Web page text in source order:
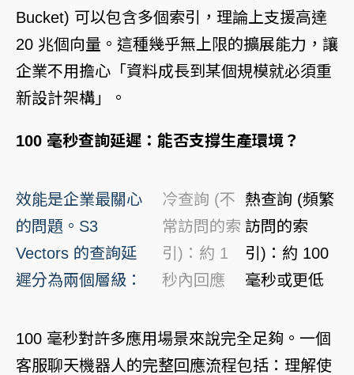
Bucket) 可以包含多個索引，理論上支援高達
20 兆個向量。這種幾乎無上限的擴展能力，讓
企業不用擔心「資料成長到某個規模就必須重
新設計架構」。
100 毫秒查詢延遲：能否支撐生產環境？
效能是企業最關心
的問題。S3
Vectors 的查詢延
遲分為兩個層級：
冷查詢 (不
常訪問的索
引)：約 1
秒內回應
熱查詢 (頻繁
訪問的索
引)：約 100
毫秒或更低
100 毫秒對許多應用場景來說完全足夠。一個
客服聊天機器人的完整回應流程包括：理解使